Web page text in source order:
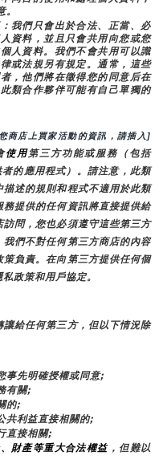
我們只會出於合法、正當、必
資料，並且只會共用向您或您
人資料。我們不會共用可以識
律或法規另有規定。通常，這些
，他們將在徵得您的同意后在
類合作夥伴可能有自己單獨的
商店上買家活動的資訊，請插入]
使用第三方功能或服務（包括
的應用程式）。請注意，此類
述的規則和程式不適用於此類
提供的任何資訊將直接提供給
問，您也必須遵守這些第三方
們不對任何第三方商店的內容
負責。在向第三方提供任何個
政策和用戶協定。
給任何第三方，但以下情況除
事先明確授權或同意;
有關;
的;
共利益直接相關的;
直接相關;
財產等重大合法權益，但難以